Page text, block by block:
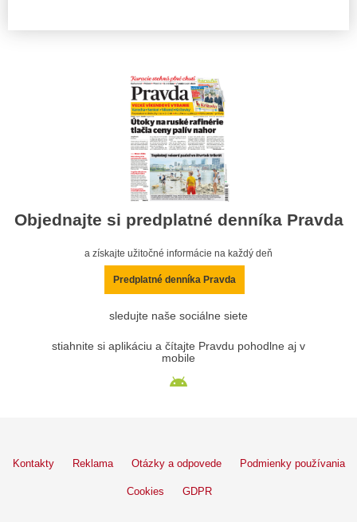
Objednajte si predplatné denníka Pravda
a získajte užitočné informácie na každý deň
Predplatné denníka Pravda
sledujte naše sociálne siete
stiahnite si aplikáciu a čítajte Pravdu pohodlne aj v
mobile
Kontakty Reklama Otázky a odpovede Podmienky používania
Cookies GDPR